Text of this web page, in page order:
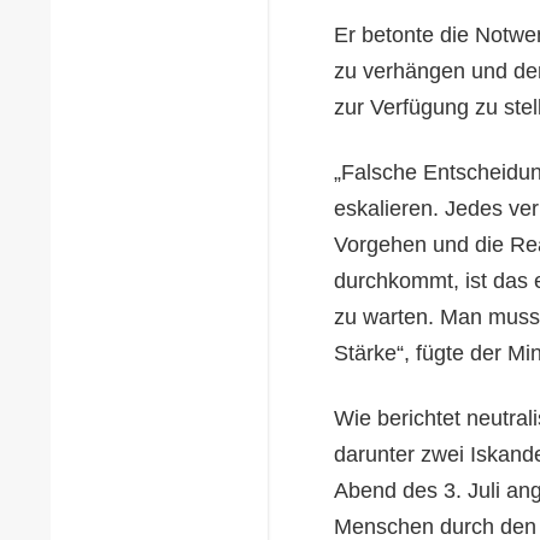
Er betonte die
zu verhängen und
zur Verfügung zu
„Falsche
eskalieren. Jedes
Vorgehen und die
durchkommt, ist das
zu warten. Man
Stärke“, fügte der
Wie berichtet
darunter zwei
Abend des 3. Juli
Menschen durch